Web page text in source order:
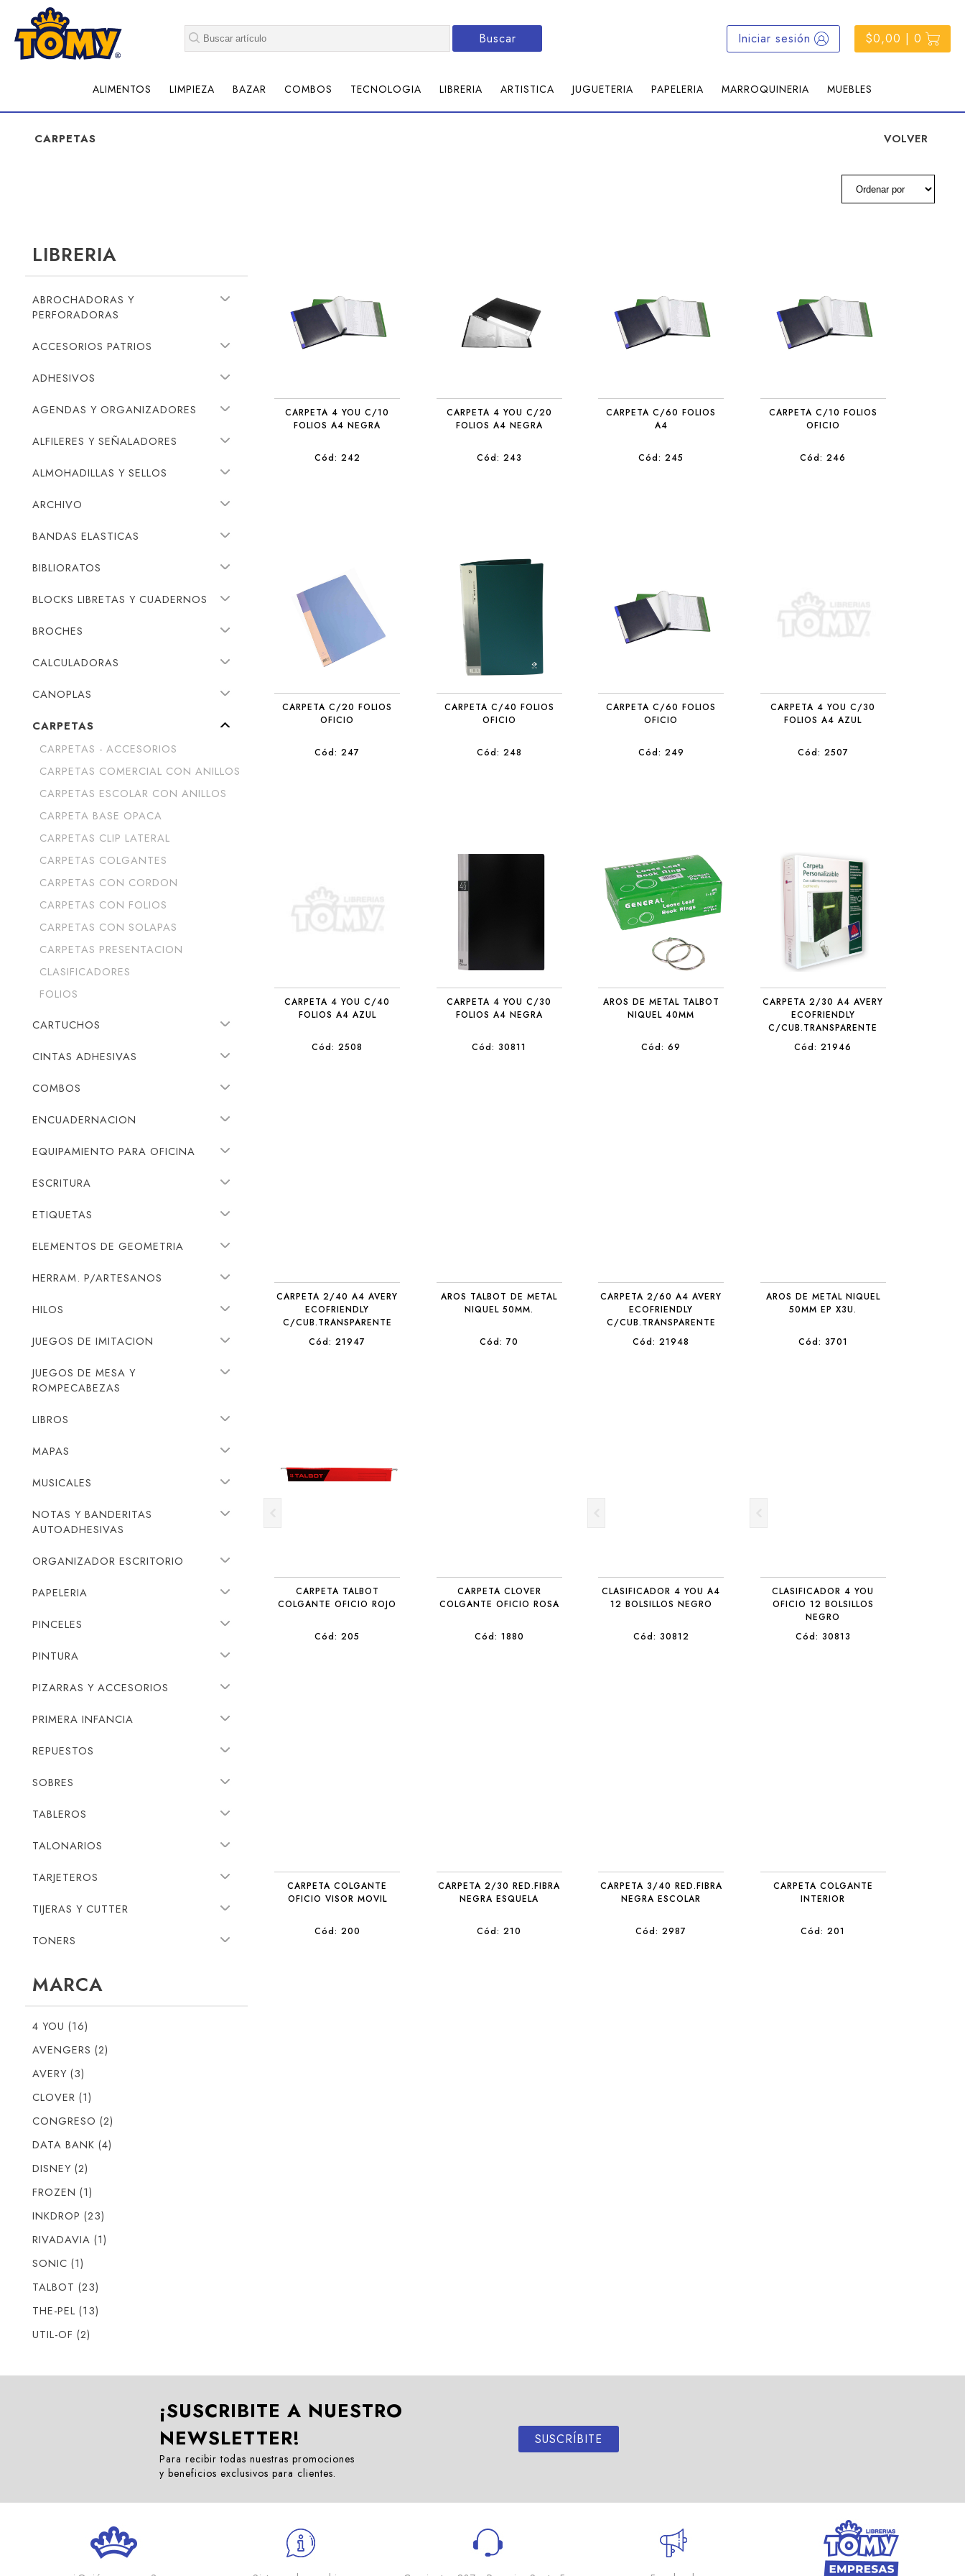
$0,00 | 0
Iniciar sesión
Buscar
ALIMENTOS LIMPIEZA BAZAR COMBOS TECNOLOGIA LIBRERIA ARTISTICA JUGUETERIA PAPELERIA MARROQUINERIA MUEBLES
CARPETAS VOLVER
LIBRERIA
ABROCHADORAS Y
PERFORADORAS
ACCESORIOS PATRIOS
ADHESIVOS
AGENDAS Y ORGANIZADORES
ALFILERES Y SEÑALADORES
ALMOHADILLAS Y SELLOS
ARCHIVO
BANDAS ELASTICAS
BIBLIORATOS
BLOCKS LIBRETAS Y CUADERNOS
BROCHES
CALCULADORAS
CANOPLAS
CARPETAS
CARPETAS - ACCESORIOS
CARPETAS COMERCIAL CON ANILLOS
CARPETAS ESCOLAR CON ANILLOS
CARPETA BASE OPACA
CARPETAS CLIP LATERAL
CARPETAS COLGANTES
CARPETAS CON CORDON
CARPETAS CON FOLIOS
CARPETAS CON SOLAPAS
CARPETAS PRESENTACION
CLASIFICADORES
FOLIOS
CARTUCHOS
CINTAS ADHESIVAS
COMBOS
ENCUADERNACION
EQUIPAMIENTO PARA OFICINA
ESCRITURA
ETIQUETAS
ELEMENTOS DE GEOMETRIA
HERRAM. P/ARTESANOS
HILOS
JUEGOS DE IMITACION
JUEGOS DE MESA Y
ROMPECABEZAS
LIBROS
MAPAS
MUSICALES
NOTAS Y BANDERITAS
AUTOADHESIVAS
ORGANIZADOR ESCRITORIO
PAPELERIA
PINCELES
PINTURA
PIZARRAS Y ACCESORIOS
PRIMERA INFANCIA
REPUESTOS
SOBRES
TABLEROS
TALONARIOS
TARJETEROS
TIJERAS Y CUTTER
TONERS
MARCA
4 YOU (16)
AVENGERS (2)
AVERY (3)
CLOVER (1)
CONGRESO (2)
DATA BANK (4)
DISNEY (2)
FROZEN (1)
INKDROP (23)
RIVADAVIA (1)
SONIC (1)
TALBOT (23)
THE-PEL (13)
UTIL-OF (2)
CARPETA 4 YOU C/10
FOLIOS A4 NEGRA
Cód: 242
CARPETA 4 YOU C/20
FOLIOS A4 NEGRA
Cód: 243
CARPETA C/60 FOLIOS
A4
Cód: 245
CARPETA C/10 FOLIOS
OFICIO
Cód: 246
CARPETA C/20 FOLIOS
OFICIO
Cód: 247
CARPETA C/40 FOLIOS
OFICIO
Cód: 248
CARPETA C/60 FOLIOS
OFICIO
Cód: 249
CARPETA 4 YOU C/30
FOLIOS A4 AZUL
Cód: 2507
CARPETA 4 YOU C/40
FOLIOS A4 AZUL
Cód: 2508
CARPETA 4 YOU C/30
FOLIOS A4 NEGRA
Cód: 30811
AROS DE METAL TALBOT
NIQUEL 40MM
Cód: 69
CARPETA 2/30 A4 AVERY
ECOFRIENDLY
C/CUB.TRANSPARENTE
Cód: 21946
CARPETA 2/40 A4 AVERY
ECOFRIENDLY
C/CUB.TRANSPARENTE
Cód: 21947
AROS TALBOT DE METAL
NIQUEL 50MM.
Cód: 70
CARPETA 2/60 A4 AVERY
ECOFRIENDLY
C/CUB.TRANSPARENTE
Cód: 21948
AROS DE METAL NIQUEL
50MM EP X3U.
Cód: 3701
CARPETA TALBOT
COLGANTE OFICIO ROJO
Cód: 205
CARPETA CLOVER
COLGANTE OFICIO ROSA
Cód: 1880
CLASIFICADOR 4 YOU A4
12 BOLSILLOS NEGRO
Cód: 30812
CLASIFICADOR 4 YOU
OFICIO 12 BOLSILLOS
NEGRO
Cód: 30813
CARPETA COLGANTE
OFICIO VISOR MOVIL
Cód: 200
CARPETA 2/30 RED.FIBRA
NEGRA ESQUELA
Cód: 210
CARPETA 3/40 RED.FIBRA
NEGRA ESCOLAR
Cód: 2987
CARPETA COLGANTE
INTERIOR
Cód: 201
¡SUSCRIBITE A NUESTRO
NEWSLETTER!
Para recibir todas nuestras promociones
y beneficios exclusivos para clientes.
SUSCRÍBITE